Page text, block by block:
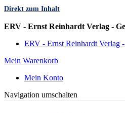
Direkt zum Inhalt
ERV - Ernst Reinhardt Verlag -
ERV - Ernst Reinhardt Verlag
Mein Warenkorb
Mein Konto
Navigation umschalten